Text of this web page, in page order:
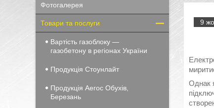
9
Однак
Фотогалерея
Товари та послуги
Вартість газоблоку —
газобетону в регіонах України
Продукція Стоунлайт
Продукція Aeroc Обухів,
Березань